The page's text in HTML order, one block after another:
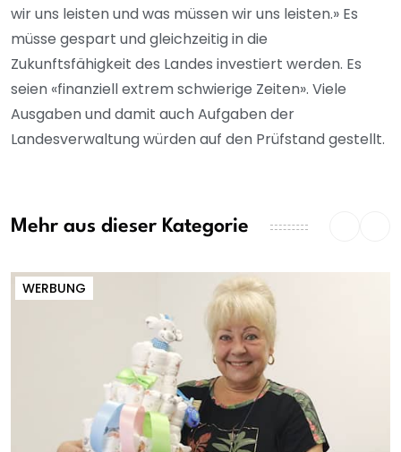
wir uns leisten und was müssen wir uns leisten.» Es
müsse gespart und gleichzeitig in die
Zukunftsfähigkeit des Landes investiert werden. Es
seien «finanziell extrem schwierige Zeiten». Viele
Ausgaben und damit auch Aufgaben der
Landesverwaltung würden auf den Prüfstand gestellt.
Mehr aus dieser Kategorie
WERBUNG